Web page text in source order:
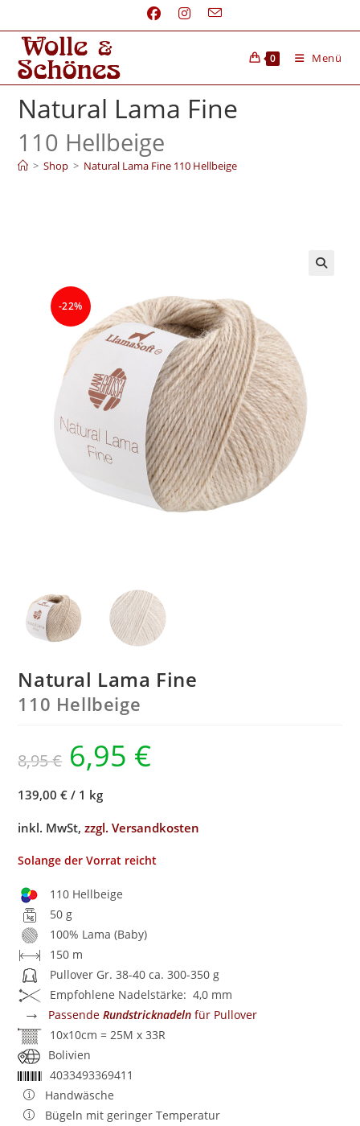
0 Menü
Natural Lama Fine
110 Hellbeige
> Shop > Natural Lama Fine 110 Hellbeige
-22%
Natural Lama Fine
110 Hellbeige
8,95€ 6,95 €
139,00 € / 1 kg
inkl. MwSt,zzgl. Versandkosten
Solange der Vorrat reicht
110 Hellbeige
50 g
100% Lama (Baby)
150 m
Pullover Gr. 38-40 ca. 300-350 g
Empfohlene Nadelstärke: 4,0 mm
→ PassendeRundstricknadeln für Pullover
10x10cm = 25M x 33R
Bolivien
4033493369411
Handwäsche
Bügeln mit geringer Temperatur